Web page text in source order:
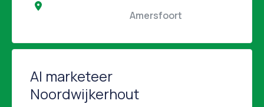
AI marketeer
Noordwijkerhout